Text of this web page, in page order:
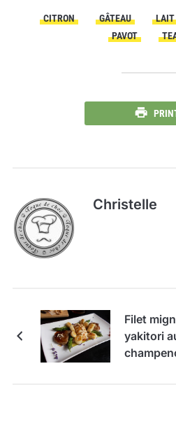
CITRON GÂTEAU LAIT
PAVOT
Christelle
Filet
yakitori